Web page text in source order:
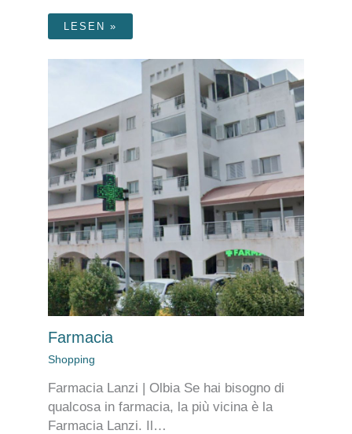
LESEN »
Farmacia
Shopping
Farmacia Lanzi | Olbia Se hai bisogno di
qualcosa in farmacia, la più vicina è la
Farmacia Lanzi. Il…